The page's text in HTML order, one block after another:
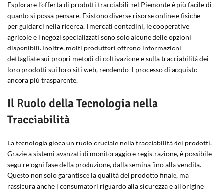
Esplorare l’offerta di prodotti tracciabili nel Piemonte è più facile di
quanto si possa pensare. Esistono diverse risorse online e fisiche
per guidarci nella ricerca. I mercati contadini, le cooperative
agricole e i negozi specializzati sono solo alcune delle opzioni
disponibili. Inoltre, molti produttori offrono informazioni
dettagliate sui propri metodi di coltivazione e sulla tracciabilità dei
loro prodotti sui loro siti web, rendendo il processo di acquisto
ancora più trasparente.
Il Ruolo della Tecnologia nella
Tracciabilità
La tecnologia gioca un ruolo cruciale nella tracciabilità dei prodotti.
Grazie a sistemi avanzati di monitoraggio e registrazione, è possibile
seguire ogni fase della produzione, dalla semina fino alla vendita.
Questo non solo garantisce la qualità del prodotto finale, ma
rassicura anche i consumatori riguardo alla sicurezza e all’origine